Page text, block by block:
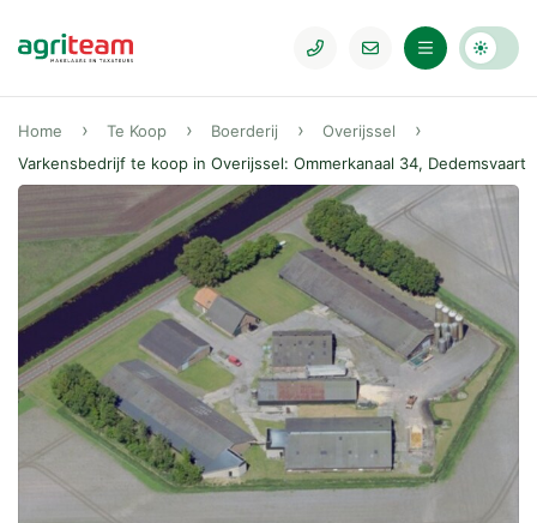
Home Te Koop Boerderij
Overijssel
Varkensbedrijf te koop in Overijssel: Ommerkanaal 34, Dedemsvaart